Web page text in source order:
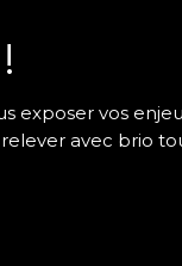
exposer vos
avec brio